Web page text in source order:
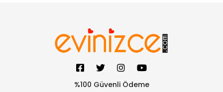
%100 Güvenli Ödeme